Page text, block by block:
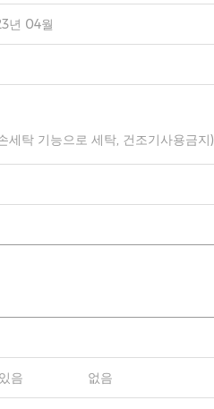
년 04월
세탁 기능으로 세탁, 건조기사용금지)
있음 없음